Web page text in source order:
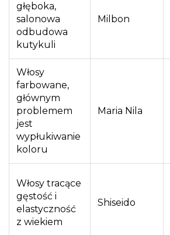
głęboka,
salonowa
odbudowa
kutykuli
Milbon
Włosy
farbowane,
głównym
problemem
jest
wypłukiwanie
koloru
Maria Nila
Włosy tracące
gęstość i
elastyczność
z wiekiem
Shiseido